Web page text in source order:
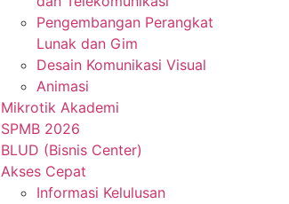
Pengembangan Perangkat
Lunak dan Gim
Desain Komunikasi Visual
Animasi
Mikrotik Akademi
SPMB 2026
BLUD (Bisnis Center)
Akses Cepat
Informasi Kelulusan